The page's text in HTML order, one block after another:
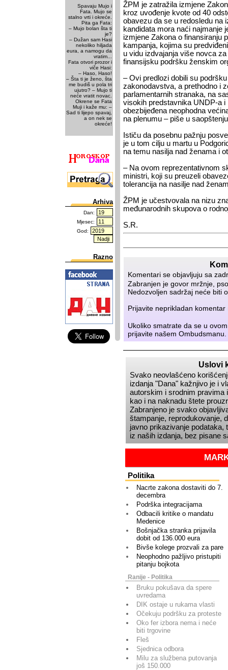
Spavaju Mujo i
Fata. Mujo se
stalno vrti i okreće.
Pita ga Fata:
– Mujo bolan šta ti
je?
– Dužan sam Hasi
nekoliko hiljada
eura, a namogu da
vratim...
Fata otvori prozor i
viče Hasi:
– Haso, Haso!
– Šta ti je ženo, šta
me budiš u pola tri
ujutro? – Mujo ti
neće vratit novac.
Okrene se Fata
Muji i kaže mu: –
Sad ti lijepo spavaj,
a on nek se
okreće!
Arhiva
Dan:
Mjesec:
God:
Razno
ŽPM je zatražila izmjene
kroz uvođenje kvote od 40
obavezu da se u redosledu na
kandidata mora naći najmanje
izmjene Zakona o finansiranju
kampanja, kojima su
u vidu izdvajanja više novca
finansijsku podršku ženskim
– Ovi predlozi dobili su
zakonodavstva, a prethodno i
parlamentarnih stranaka, na
visokih predstavnika UNDP-a i
obezbijeđena neophodna
na plenumu – piše u
Ističu da posebnu pažnju
je u tom cilju u martu u
na temu nasilja nad ženama i
– Na ovom reprezentativnom
ministri, koji su preuzeli
tolerancija na nasilje nad
ŽPM je učestvovala na nizu
međunarodnih skupova o
S.R.
Komentari se objavljuju sa
Zabranjen je govor mržnje,
Nedozvoljen sadržaj neće biti
Prijavite neprikladan
Ukoliko smatrate da se u
prijavite našemOmbudsmanu
Uslovi
Svako neovlašćeno
izdanja Dana kažnjivo je i
autorskim i srodnim pravima
kao i na naknadu štete
Zabranjeno je svako
štampanje, reprodukovanje,
javno prikazivanje podataka,
iz naših izdanja, bez pisane
Politika
Nacrte zakona dostaviti do 7.
decembra
Podrška integracijama
Odbacili kritike o mandatu
Medenice
Bošnjačka stranka prijavila
dobit od 136.000 eura
Bivše kolege prozvali za pare
Neophodno pažljivo pristupiti
pitanju bojkota
Ranije - Politika
Bruku pokušava da spere
uvredama
DIK ostaje u rukama vlasti
Očekuju podršku za proteste
Oko fer izbora nema i neće
biti trgovine
Fleš
Sjednica odbora
Milu za službena putovanja
još 150.000